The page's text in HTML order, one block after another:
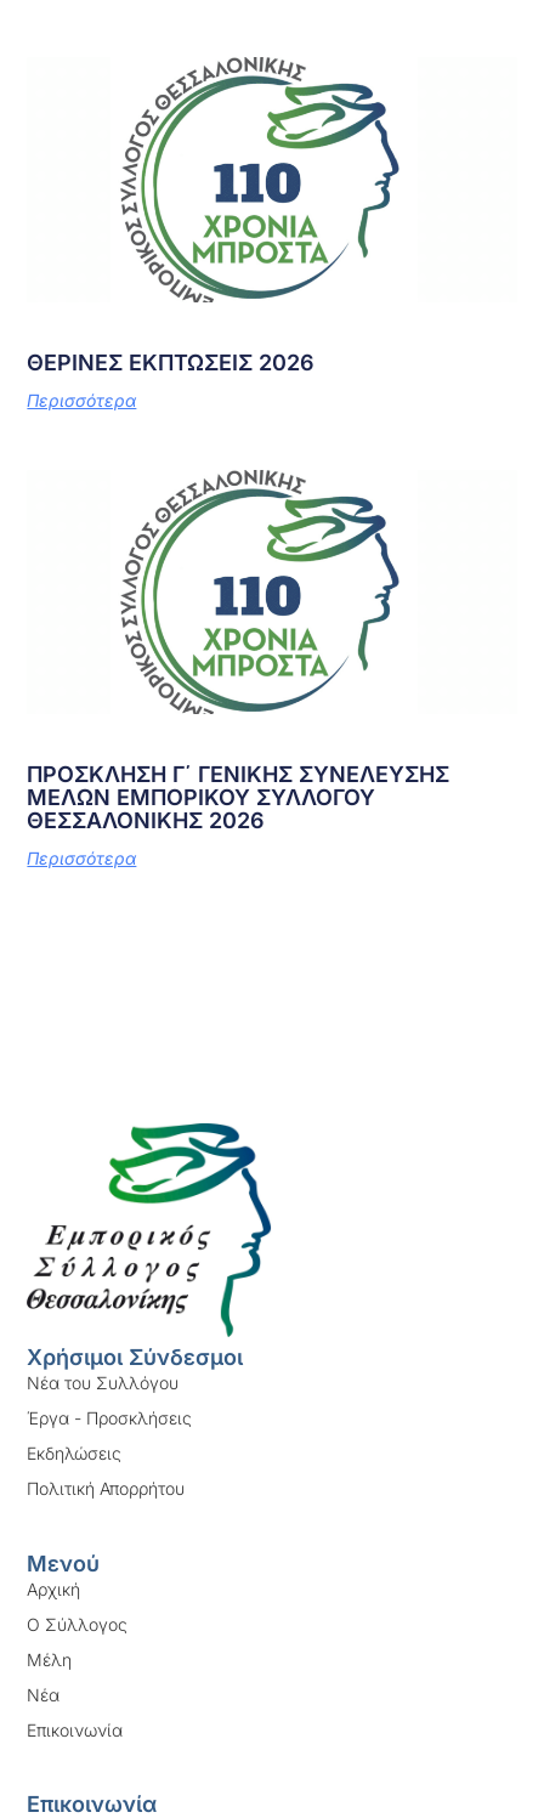
ΘΕΡΙΝΕΣ ΕΚΠΤΩΣΕΙΣ 2026
Περισσότερα
ΠΡΟΣΚΛΗΣΗ Γ΄ ΓΕΝΙΚΗΣ ΣΥΝΕΛΕΥΣΗΣ
ΜΕΛΩΝ ΕΜΠΟΡΙΚΟΥ ΣΥΛΛΟΓΟΥ
ΘΕΣΣΑΛΟΝΙΚΗΣ 2026
Περισσότερα
Μενού
Αρχική
Ο Σύλλογος
Μέλη
Νέα
Επικοινωνία
Χρήσιμοι Σύνδεσμοι
Νέα του Συλλόγου
Έργα - Προσκλήσεις
Εκδηλώσεις
Πολιτική Απορρήτου
Επικοινωνία